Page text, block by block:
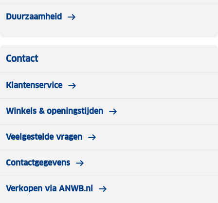
Duurzaamheid
Contact
Klantenservice
Winkels & openingstijden
Veelgestelde vragen
Contactgegevens
Verkopen via ANWB.nl